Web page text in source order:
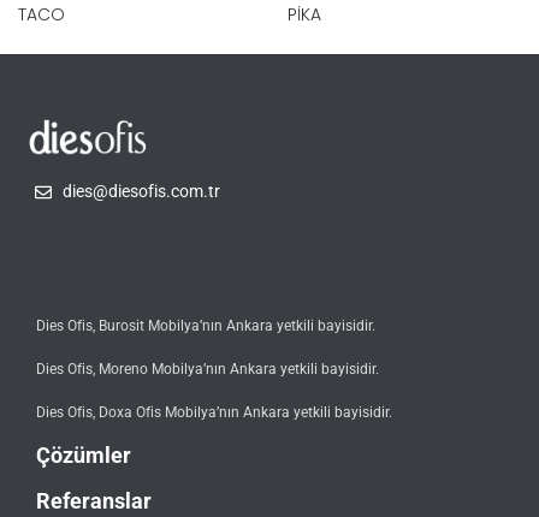
TACO PIKA
dies@diesofis.com.tr
Dies Ofis, Burosit Mobilya’nın Ankara yetkili bayisidir.
Dies Ofis, Moreno Mobilya’nın Ankara yetkili bayisidir.
Dies Ofis, Doxa Ofis Mobilya’nın Ankara yetkili bayisidir.
Çözümler
Referanslar